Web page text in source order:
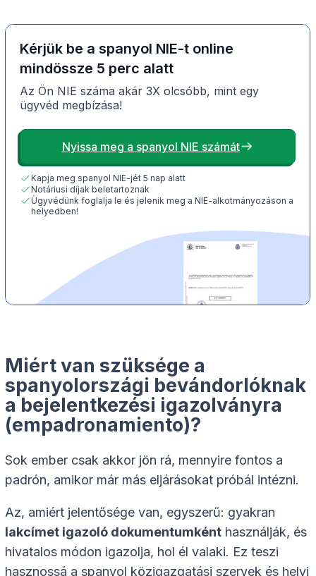
Kérjük be a spanyol NIE-t online
mindössze 5 perc alatt
Az Ön NIE száma akár 3X olcsóbb, mint egy
ügyvéd megbízása!
Nyissa meg a spanyol NIE számát
Kapja meg spanyol NIE-jét 5 nap alatt
Notáriusi díjak beletartoznak
Ügyvédünk foglalja le és jelenik meg a NIE-alkotmányozáson a
helyedben!
Miért van szüksége a
spanyolországi bevándorlóknak
a bejelentkezési igazolványra
(empadronamiento)?
Sok ember csak akkor jön rá, mennyire fontos a
padrón, amikor már más eljárásokat próbál intézni.
Az, amiért jelentősége van, egyszerű: gyakran
lakcímet igazoló dokumentumként használják, és
hivatalos módon igazolja, hol él valaki. Ez teszi
hasznossá a spanyol közigazgatási szervek és helyi